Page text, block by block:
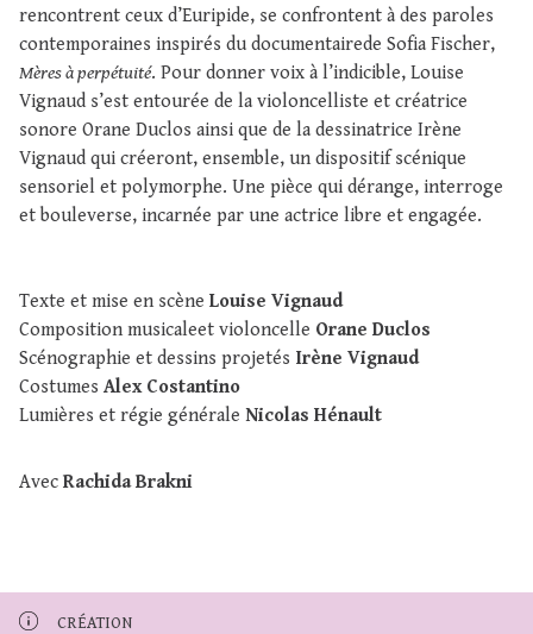
rencontrent ceux d’Euripide, se confrontent à des paroles
contemporaines inspirés du documentairede Sofia Fischer,
Mères à perpétuité. Pour donner voix à l’indicible, Louise
Vignaud s’est entourée de la violoncelliste et créatrice
sonore Orane Duclos ainsi que de la dessinatrice Irène
Vignaud qui créeront, ensemble, un dispositif scénique
sensoriel et polymorphe. Une pièce qui dérange, interroge
et bouleverse, incarnée par une actrice libre et engagée.
Texte et mise en scène Louise Vignaud
Composition musicaleet violoncelle Orane Duclos
Scénographie et dessins projetés Irène Vignaud
Costumes Alex Costantino
Lumières et régie générale Nicolas Hénault
Avec Rachida Brakni
CRÉATION